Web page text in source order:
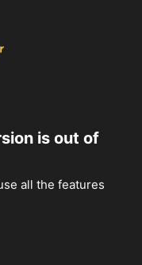
is out of
all the features